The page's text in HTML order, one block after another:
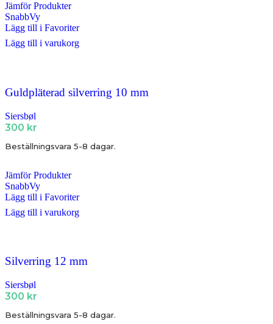
Jämför Produkter
SnabbVy
Lägg till i Favoriter
Lägg till i varukorg
Guldpläterad silverring 10 mm
Siersbøl
300 kr
Beställningsvara 5-8 dagar.
Jämför Produkter
SnabbVy
Lägg till i Favoriter
Lägg till i varukorg
Silverring 12 mm
Siersbøl
300 kr
Beställningsvara 5-8 dagar.